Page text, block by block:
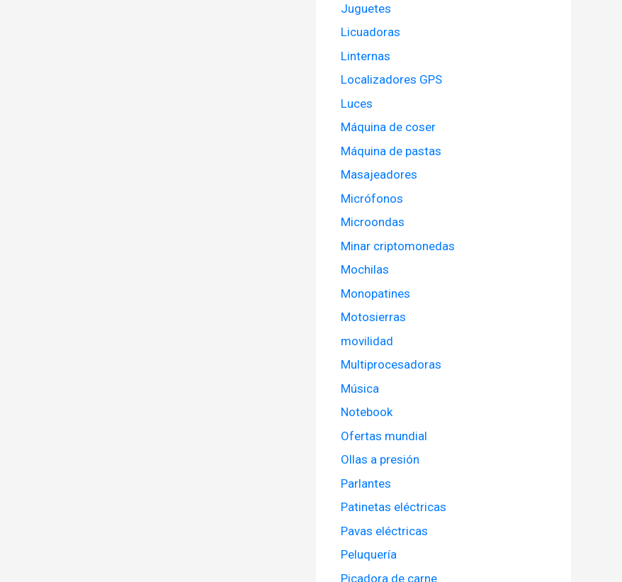
Juguetes
Licuadoras
Linternas
Localizadores GPS
Luces
Máquina de coser
Máquina de pastas
Masajeadores
Micrófonos
Microondas
Minar criptomonedas
Mochilas
Monopatines
Motosierras
movilidad
Multiprocesadoras
Música
Notebook
Ofertas mundial
Ollas a presión
Parlantes
Patinetas eléctricas
Pavas eléctricas
Peluquería
Picadora de carne